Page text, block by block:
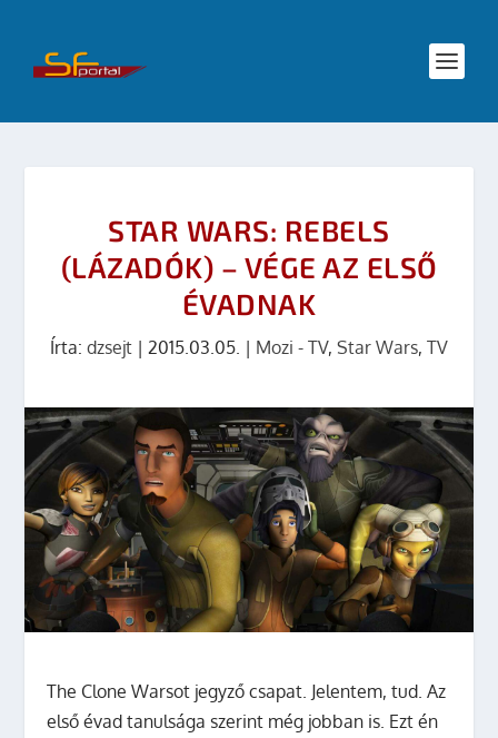
STAR WARS: REBELS
(LÁZADÓK) – VÉGE AZ ELSŐ
ÉVADNAK
Írta: dzsejt | 2015.03.05. | Mozi - TV, Star Wars, TV
The Clone Warsot jegyző csapat. Jelentem, tud. Az
első évad tanulsága szerint még jobban is. Ezt én